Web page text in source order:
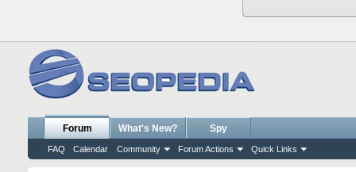
Forum
FAQ Calendar Community Forum Actions Quick Links
What's New? Spy